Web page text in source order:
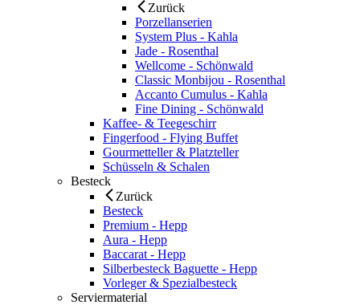
Zurück
Porzellanserien
System Plus - Kahla
Jade - Rosenthal
Wellcome - Schönwald
Classic Monbijou - Rosenthal
Accanto Cumulus - Kahla
Fine Dining - Schönwald
Kaffee- & Teegeschirr
Fingerfood - Flying Buffet
Gourmetteller & Platzteller
Schüsseln & Schalen
Besteck
Zurück
Besteck
Premium - Hepp
Aura - Hepp
Baccarat - Hepp
Silberbesteck Baguette - Hepp
Vorleger & Spezialbesteck
Serviermaterial